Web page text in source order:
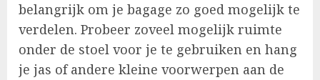
belangrijk om je bagage zo goed mogelijk te
verdelen. Probeer zoveel mogelijk ruimte
onder de stoel voor je te gebruiken en hang
je jas of andere kleine voorwerpen aan de